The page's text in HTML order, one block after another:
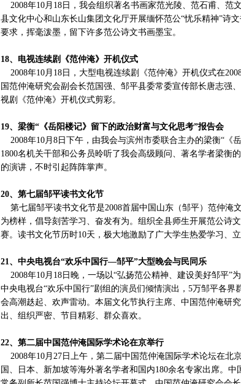
2008年10月18日，我会组织著名书画家范光陵、范石甫、范
县文化中心和山东长山集团文化厅开展缅怀范公“忧乐精神”诗
要求，挥毫泼墨，留下许多范公诗文书画墨宝。
18、电视连续剧《范仲淹》开机仪式
2008年10月18日，大型电视连续剧《范仲淹》开机仪式在
国范仲淹研究会副会长范国强、邹平县委常委宣传部长唐志强
视剧《范仲淹》开机仪式剪彩。
19、梁衡“《岳阳楼记》留下的政治财富与文化思考”报告会
2008年10月8日下午，由我会与滨州市委联合主办的梁衡“《
1800名机关干部和公务员昤听了我会高级顾问、著名学者梁衡
的演讲，不时引起阵阵掌声。
20、第七届邹平读书文化节
第七届邹平读书文化节是2008首届中国山东（邹平）范仲淹
为榜样，倡导刻苦学习、奋发有为。组织全县师生开展范公诗
赛。读书文化节历时10天，极大地激励了广大学生热爱学习、
21、中央电视台“欢乐中国行—邹平”大型晚会与民同乐
2008年10月18日晚，一场以“弘扬范公精神、建设美好邹平”
中央电视台“欢乐中国行”剧组的演员们倾情演出，5万邹平各
会高潮趃起、欢声雷动。本届文化节执行主席、中国范仲淹研
出、组织严密、节目精彩、群众喜欢。
22、第二届中国范仲淹国际学术论在京举行
2008年10月27日上午，第二届中国范仲淹国际学术论坛在北
国、日本、新加坡等海外著名学者和国内180余名专家出席。